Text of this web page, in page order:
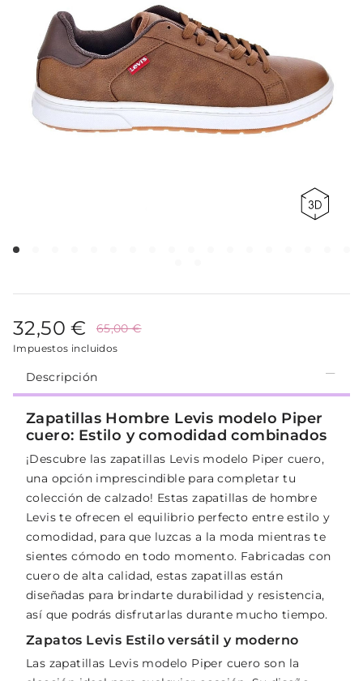
32,50 € 65,00 €
Impuestos incluidos
Descripción
Zapatillas Hombre Levis modelo Piper
cuero: Estilo y comodidad combinados
¡Descubre las zapatillas Levis modelo Piper cuero,
una opción imprescindible para completar tu
colección de calzado! Estas zapatillas de hombre
Levis te ofrecen el equilibrio perfecto entre estilo y
comodidad, para que luzcas a la moda mientras te
sientes cómodo en todo momento. Fabricadas con
cuero de alta calidad, estas zapatillas están
diseñadas para brindarte durabilidad y resistencia,
así que podrás disfrutarlas durante mucho tiempo.
Zapatos Levis Estilo versátil y moderno
Las zapatillas Levis modelo Piper cuero son la